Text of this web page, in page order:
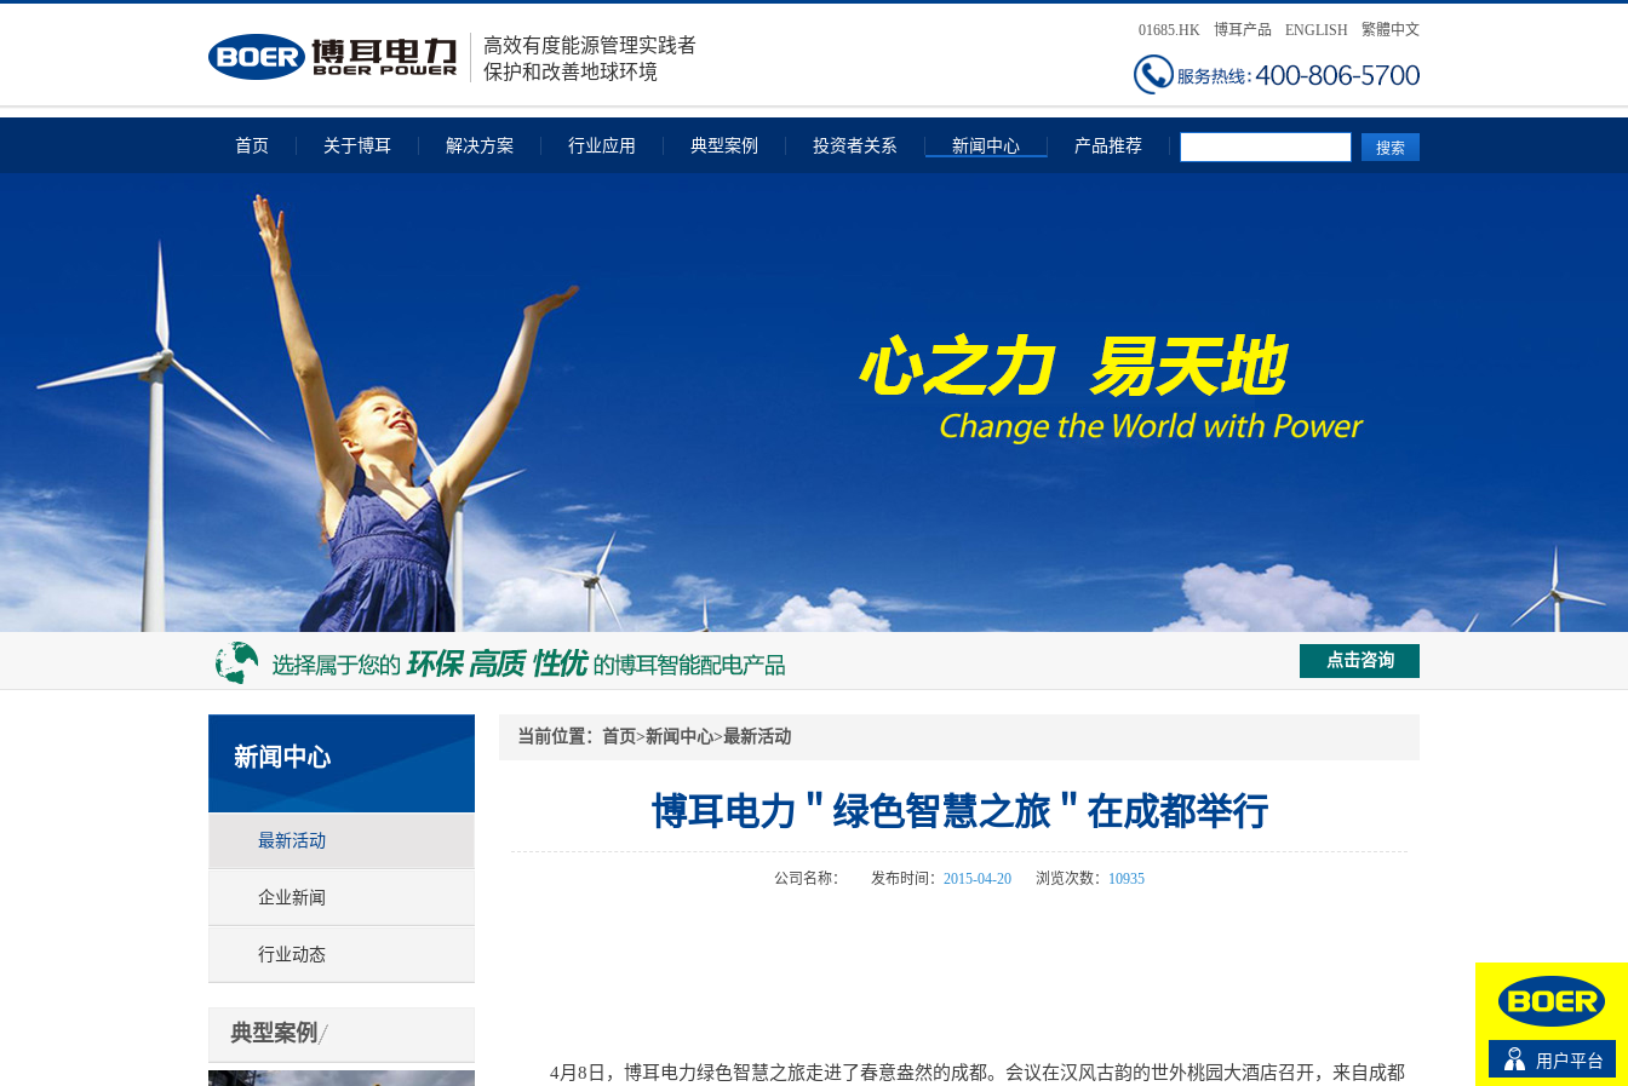
高效有度能源管理实践者
保护和改善地球环境
01685.HK 博耳产品 ENGLISH 繁體中文
首页 关于博耳 解决方案 行业应用 典型案例 投资者关系 新闻中心 产品推荐
点击咨询
新闻中心
最新活动
企业新闻
行业动态
典型案例
当前位置： 首页>新闻中心>最新活动
博耳电力＂绿色智慧之旅＂在成都举行
公司名称： 发布时间： 2015-04-20 浏览次数： 10935
用户平台